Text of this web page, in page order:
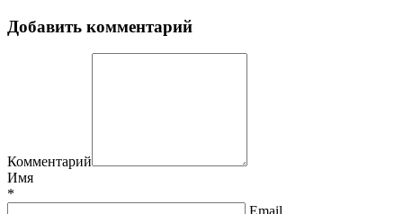
Добавить комментарий
Комментарий
Имя
*